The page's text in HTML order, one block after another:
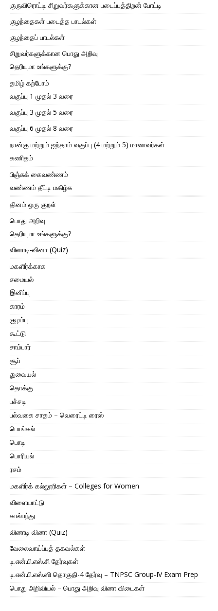
குருவிரொட்டி சிறுவர்களுக்கான படைப்புத்திறன் போட்டி
குழந்தைகள் படைத்த பாடல்கள்
குழந்தைப் பாடல்கள்
சிறுவர்களுக்கான பொது அறிவு
தெரியுமா உங்களுக்கு?
தமிழ் கற்போம்
வகுப்பு 1 முதல் 3 வரை
வகுப்பு 3 முதல் 5 வரை
வகுப்பு 6 முதல் 8 வரை
நான்கு மற்றும் ஐந்தாம் வகுப்பு (4 மற்றும் 5) மாணவர்கள்
கணிதம்
பிஞ்சுக் கைவண்ணம்
வண்ணம் தீட்டி மகிழ்க
தினம் ஒரு குறள்
பொது அறிவு
தெரியுமா உங்களுக்கு?
வினாடி-வினா (Quiz)
மகளிர்க்காக
சமையல்
இனிப்பு
காரம்
குழம்பு
கூட்டு
சாம்பார்
சூப்
துவையல்
தொக்கு
பச்சடி
பல்வகை சாதம் – வெரைட்டி ரைஸ்
பொங்கல்
பொடி
பொரியல்
ரசம்
மகளிர்க் கல்லூரிகள் – Colleges for Women
விளையாட்டு
கால்பந்து
வினாடி வினா (Quiz)
வேலைவாய்ப்புத் தகவல்கள்
டி.என்.பி.எஸ்.சி தேர்வுகள்
டி.என்.பி.எஸ்.ஸி தொகுதி-4 தேர்வு – TNPSC Group-IV Exam Prep
பொது அறிவியல் – பொது அறிவு வினா விடைகள்